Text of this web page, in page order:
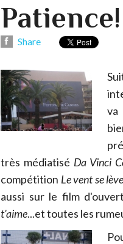
Patience!
Share
va
très médiatisé Da Vinci
compétition Le vent se lève
aussi sur le film
t'aime...et toutes les